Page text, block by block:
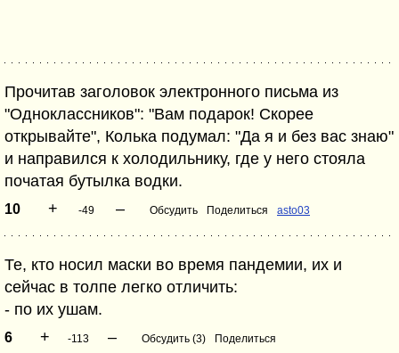
Прочитав заголовок электронного письма из
"Одноклассников": "Вам подарок! Скорее
открывайте", Колька подумал: "Да я и без вас знаю"
и направился к холодильнику, где у него стояла
початая бутылка водки.
10 + -49 – Обсудить Поделиться asto03
Те, кто носил маски во время пандемии, их и
сейчас в толпе легко отличить:
- по их ушам.
6 + -113 – Обсудить (3) Поделиться